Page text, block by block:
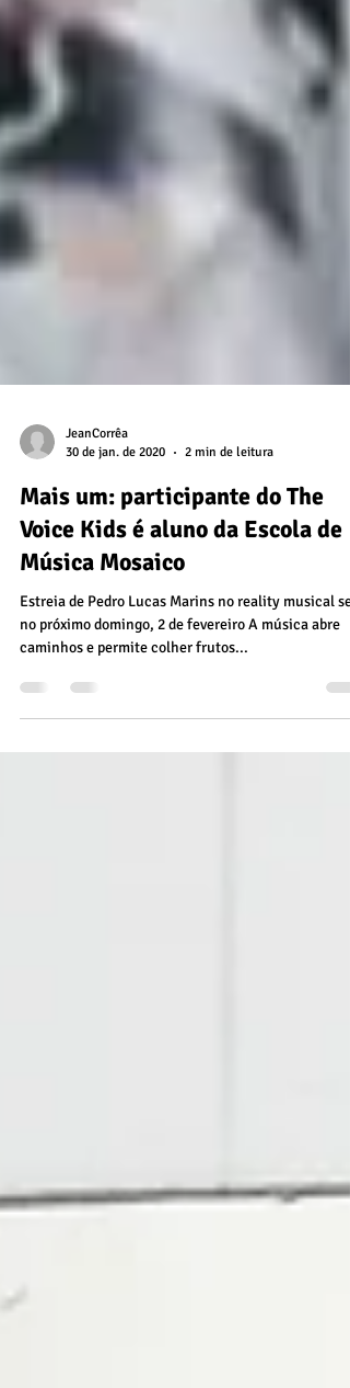
30 de jan. de 2020
2 min de leitura
Mais um: participante do The
Voice Kids é aluno da Escola de
Música Mosaico
Estreia de Pedro Lucas Marins no reality musical
caminhos e permite colher frutos...